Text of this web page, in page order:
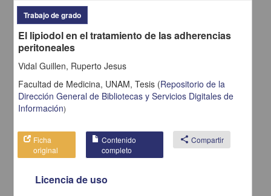
Prolapso genital y su tratamiento por el procedimiento de
Weissmann
Sanchez y Corona, Sarah
Medicina y Ciencias de la Salud
Trabajo de grado
El lipiodol en el tratamiento de las adherencias
peritoneales
Vidal Guillen, Ruperto Jesus
Facultad de Medicina, UNAM, Tesis (Repositorio de la
Dirección General de Bibliotecas y Servicios Digitales de
Información)
Ficha
original
Contenido
completo
share Compartir
Licencia de uso